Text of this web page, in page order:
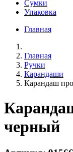
Сумки
Упаковка
Главная
Главная
Ручки
Карандаши
Карандаш
черный